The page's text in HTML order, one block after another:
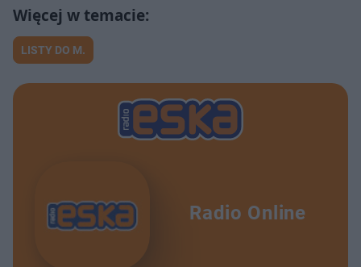
LISTY DO M.
Radio Online